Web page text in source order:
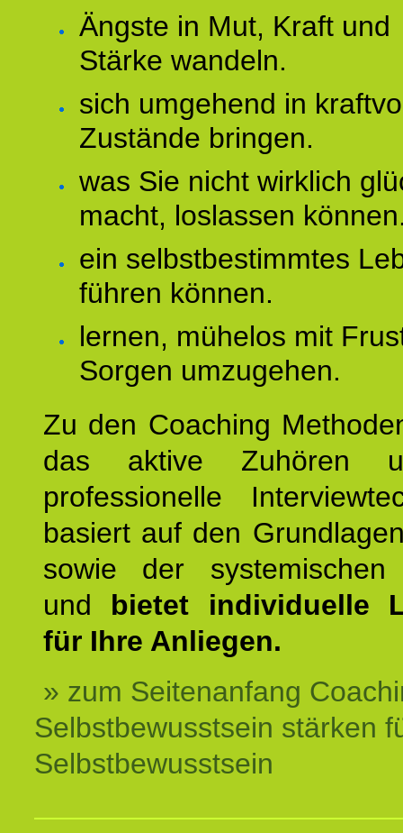
Ängste in Mut, Kraft und
Stärke wandeln.
sich umgehend in
Zustände bringen.
was Sie nicht wirklich
macht, loslassen
ein selbstbestimmtes
führen können.
lernen, mühelos mit
Sorgen umzugehen.
Zu den Coaching
das aktive Zuhören
professionelle
basiert auf den
sowie der systemischen
und bietet individuelle
für Ihre Anliegen.
» zum Seitenanfang
Selbstbewusstsein stärken
Selbstbewusstsein